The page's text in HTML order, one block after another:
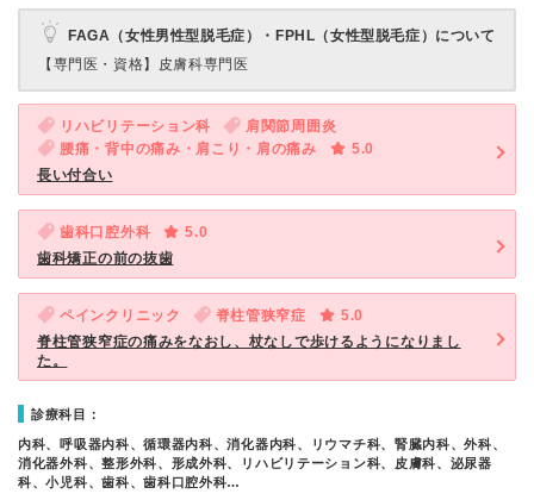
FAGA（女性男性型脱毛症）・FPHL（女性型脱毛症）について
【専門医・資格】 皮膚科専門医
リハビリテーション科
肩関節周囲炎
腰痛・背中の痛み・肩こり・肩の痛み
5.0
長い付合い
歯科口腔外科
5.0
歯科矯正の前の抜歯
ペインクリニック 脊柱管狭窄症
5.0
脊柱管狭窄症の痛みをなおし、杖なしで歩けるようになりまし
た。
診療科目：
内科、呼吸器内科、循環器内科、消化器内科、リウマチ科、腎臓内科、外科、
消化器外科、整形外科、形成外科、リハビリテーション科、皮膚科、泌尿器
科、小児科、歯科、歯科口腔外科…